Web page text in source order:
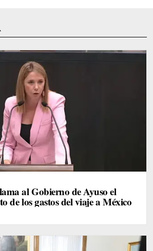
al Gobierno de Ayuso el
de los gastos del viaje a México